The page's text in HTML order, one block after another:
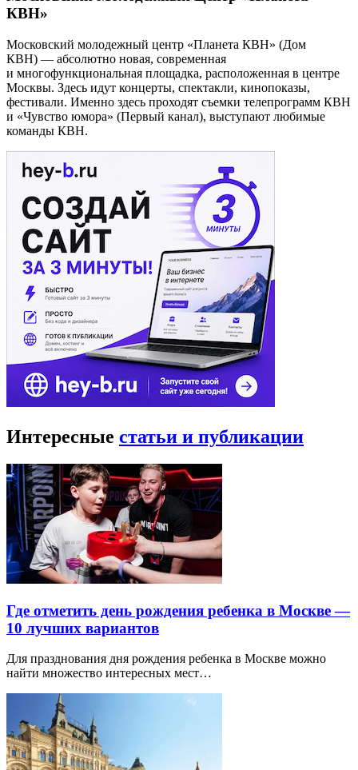
КВН»
Московский молодежный центр «Планета КВН» (Дом
КВН) — абсолютно новая, современная
и многофункциональная площадка, расположенная в центре
Москвы. Здесь идут концерты, спектакли, кинопоказы,
фестивали. Именно здесь проходят съемки телепрограмм КВН
и «Чувство юмора» (Первый канал), выступают любимые
команды КВН.
Интересные статьи и публикации
Где отметить день рождения ребенка в Москве —
10 лучших вариантов
Для празднования дня рождения ребенка в Москве можно
найти множество интересных мест…